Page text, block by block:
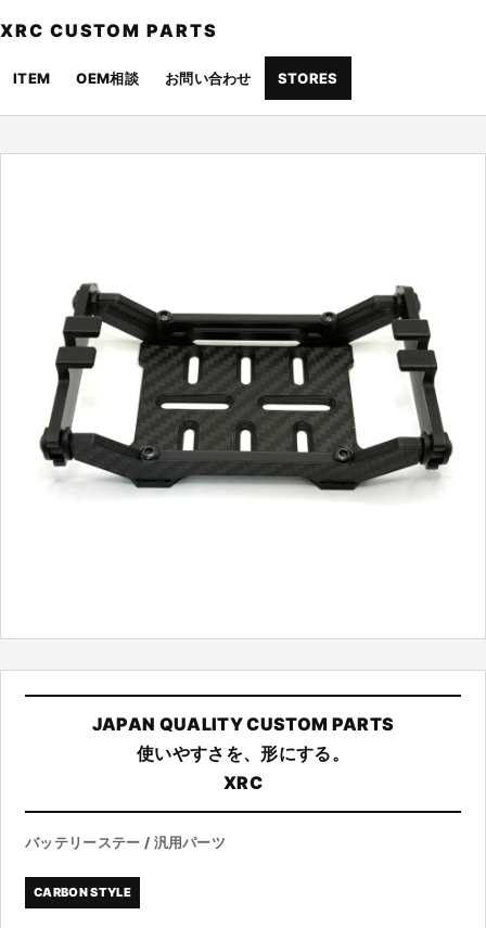
XRC CUSTOM PARTS
ITEM OEM相談 お問い合わせ STORES
JAPAN QUALITY CUSTOM PARTS
使いやすさを、形にする。
XRC
バッテリーステー / 汎用パーツ
CARBON STYLE